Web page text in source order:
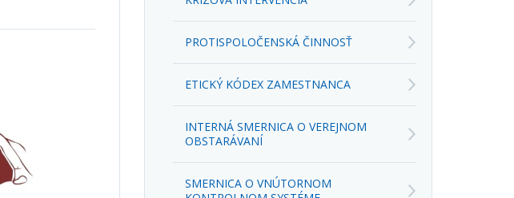
ETICKÝ KÓDEX ZAMESTNANCA
INTERNÁ SMERNICA O VEREJNOM
SMERNICA O VNÚTORNOM